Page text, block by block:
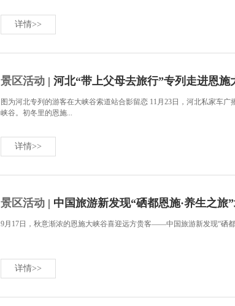
详情>>
景区活动 | 河北“带上父母去旅行”专列走进恩施
图为河北专列的游客在大峡谷索道站合影留恋 11月23日，河北私家车
峡谷。初冬里的恩施...
详情>>
景区活动 | 中国旅游新发现“硒都恩施·养生之旅
9月17日，秋意渐浓的恩施大峡谷喜迎远方贵客——中国旅游新发现“硒
详情>>